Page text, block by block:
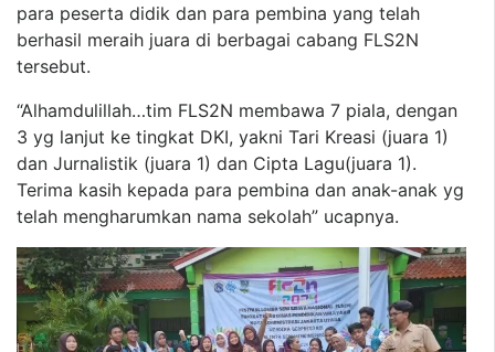
para peserta didik dan para pembina yang telah
berhasil meraih juara di berbagai cabang FLS2N
tersebut.
“Alhamdulillah…tim FLS2N membawa 7 piala, dengan
3 yg lanjut ke tingkat DKI, yakni Tari Kreasi (juara 1)
dan Jurnalistik (juara 1) dan Cipta Lagu(juara 1).
Terima kasih kepada para pembina dan anak-anak yg
telah mengharumkan nama sekolah” ucapnya.